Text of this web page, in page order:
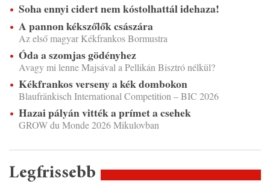
Soha ennyi cidert nem kóstolhattál idehaza!
A pannon kékszőlők császára
Az első magyar Kékfrankos Bormustra
Óda a szomjas gödényhez
Avagy mi lenne Majsával a Pellikán Bisztró nélkül?
Kékfrankos verseny a kék dombokon
Blaufränkisch International Competition – BIC 2026
Hazai pályán vitték a prímet a csehek
GROW du Monde 2026 Mikulovban
Legfrissebb